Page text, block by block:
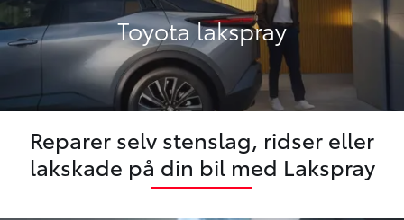
Toyota lakspray
Reparer selv stenslag, ridser eller
lakskade på din bil med Lakspray